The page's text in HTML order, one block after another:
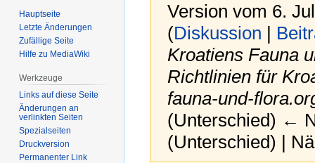
Version vom 6.
(Diskussion |
Kroatiens Fauna
Richtlinien für
fauna-und-
(Unterschied) ←
(Unterschied) |
Hauptseite
Letzte Änderungen
Zufällige Seite
Hilfe zu MediaWiki
Werkzeuge
Links auf diese Seite
Änderungen an
verlinkten Seiten
Spezialseiten
Druckversion
Permanenter Link